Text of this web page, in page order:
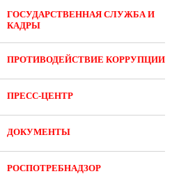
ГОСУДАРСТВЕННАЯ СЛУЖБА И
КАДРЫ
ПРОТИВОДЕЙСТВИЕ КОРРУПЦИИ
ПРЕСС-ЦЕНТР
ДОКУМЕНТЫ
РОСПОТРЕБНАДЗОР